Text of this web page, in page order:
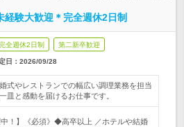
経験大歓迎＊完全週休2日制
全週休2日制 第二新卒歓迎
日： 2026/09/28
式やレストランでの幅広い調理業務を担当
皿と感動を届けるお仕事です。
中！】《必須》◆高卒以上 ／ホテルや結婚